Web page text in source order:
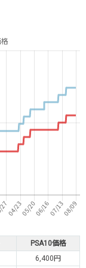
PSA10価格
6,400円